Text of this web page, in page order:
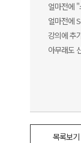
얼마전에
얼마전에
강의에 추
아무래도
목록보기